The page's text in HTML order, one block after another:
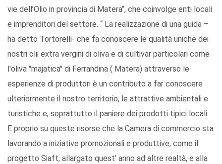
vie dell’Olio in provincia di Matera’’, che coinvolge enti locali
e imprenditori del settore. “ La realizzazione di una guida –
ha detto Tortorelli- che fa conoscere le qualità uniche dei
nostri olii extra vergini di oliva e di cultivar particolari come
l'oliva ''majatica'' di Ferrandina ( Matera) attraverso le
esperienze di produttori è un contributo a far conoscere
ulteriormente il nostro territorio, le attrattive ambientali e
turistiche e, soprattutto il paniere dei prodotti tipici locali.
E proprio su queste risorse che la Camera di commercio sta
lavorando a iniziative promozionali e produttive, come il
progetto Siaft, allargato quest’ anno ad altre realtà, e alla